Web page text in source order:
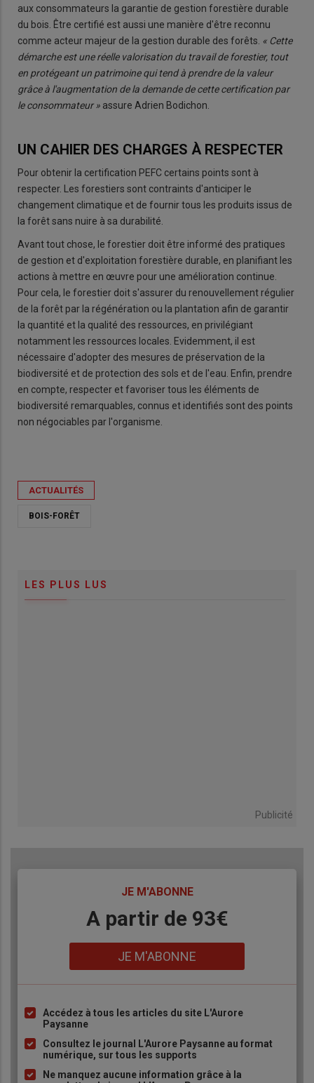
aux consommateurs la garantie de gestion forestière durable
du bois. Être certifié est aussi une manière d'être reconnu
comme acteur majeur de la gestion durable des forêts. « Cette
démarche est une réelle valorisation du travail de forestier, tout
en protégeant un patrimoine qui tend à prendre de la valeur
grâce à l'augmentation de la demande de cette certification par
le consommateur » assure Adrien Bodichon.
UN CAHIER DES CHARGES À RESPECTER
Pour obtenir la certification PEFC certains points sont à
respecter. Les forestiers sont contraints d'anticiper le
changement climatique et de fournir tous les produits issus de
la forêt sans nuire à sa durabilité.
Avant tout chose, le forestier doit être informé des pratiques
de gestion et d'exploitation forestière durable, en planifiant les
actions à mettre en œuvre pour une amélioration continue.
Pour cela, le forestier doit s'assurer du renouvellement régulier
de la forêt par la régénération ou la plantation afin de garantir
la quantité et la qualité des ressources, en privilégiant
notamment les ressources locales. Evidemment, il est
nécessaire d'adopter des mesures de préservation de la
biodiversité et de protection des sols et de l'eau. Enfin, prendre
en compte, respecter et favoriser tous les éléments de
biodiversité remarquables, connus et identifiés sont des points
non négociables par l'organisme.
ACTUALITÉS
BOIS-FORÊT
LES PLUS LUS
Publicité
JE M'ABONNE
A partir de 93€
JE M'ABONNE
Liste
puce
Accédez à tous les articles du site L'Aurore
Paysanne
Consultez le journal L'Aurore Paysanne au format
numérique, sur tous les supports
Ne manquez aucune information grâce à la